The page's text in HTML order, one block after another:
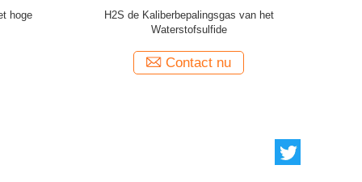
De Zwavelhexafluoride van de industrie
Elektronisch Gassen Gas Gasachtig
Contact nu